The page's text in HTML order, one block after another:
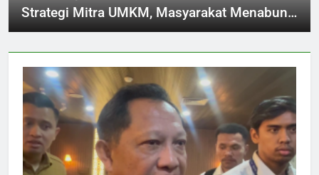
Strategi Mitra UMKM, Masyarakat Menabung
Perkuat Ekonomi Daerah